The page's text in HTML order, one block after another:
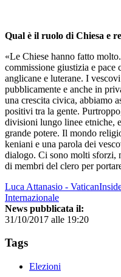
Qual è il ruolo di Chiesa e
«Le Chiese hanno fatto
commissione giustizia e pace
anglicane e luterane. I
pubblicamente e anche in
una crescita civica, abbiamo
positivi tra la gente.
divisioni lungo linee etniche,
grande potere. Il mondo
keniani e una parola dei
dialogo. Ci sono molti sforzi,
di membri del clero per
Luca Attanasio -
Internazionale
News pubblicata il:
31/10/2017 alle 19:20
Tags
Elezioni